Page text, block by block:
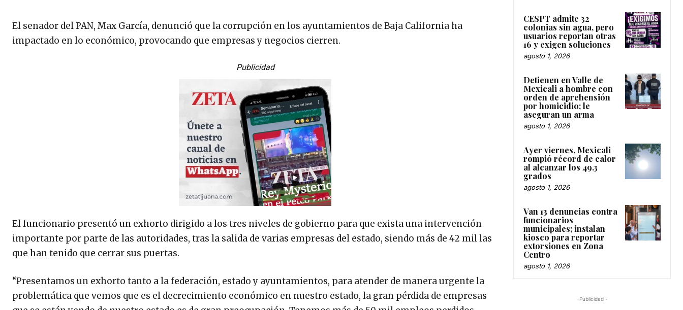
El senador del PAN, Max García, denunció que la corrupción en los ayuntamientos de Baja California ha
impactado en lo económico, provocando que empresas y negocios cierren.
Publicidad
El funcionario presentó un exhorto dirigido a los tres niveles de gobierno para que exista una intervención
importante por parte de las autoridades, tras la salida de varias empresas del estado, siendo más de 42 mil las
que han tenido que cerrar sus puertas.
“Presentamos un exhorto tanto a la federación, estado y ayuntamientos, para atender de manera urgente la
problemática que vemos que es el decrecimiento económico en nuestro estado, la gran pérdida de empresas
CESPT admite 32
colonias sin agua, pero
usuarios reportan otras
16 y exigen soluciones
agosto 1, 2026
Detienen en Valle de
Mexicali a hombre con
orden de aprehensión
por homicidio; le
aseguran un arma
agosto 1, 2026
Ayer viernes, Mexicali
rompió récord de calor
al alcanzar los 49.3
grados
agosto 1, 2026
Van 13 denuncias contra
funcionarios
municipales; instalan
kiosco para reportar
extorsiones en Zona
Centro
agosto 1, 2026
-Publicidad -